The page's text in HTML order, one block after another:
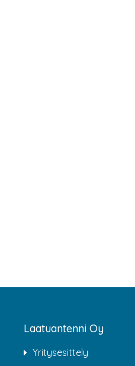
Laatuantenni Oy
Yritysesittely